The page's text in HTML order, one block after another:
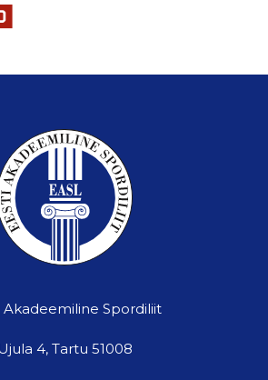
Akadeemiline Spordiliit
4, Tartu 51008